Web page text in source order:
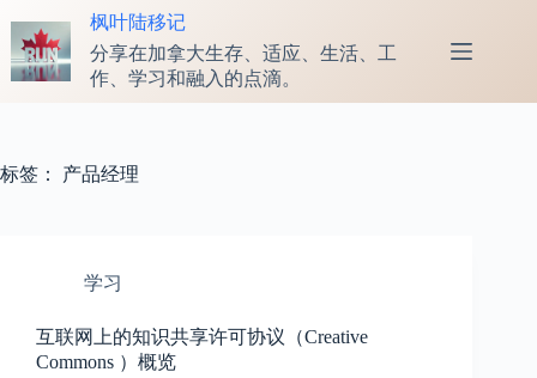
内
容
枫叶陆移记
分享在加拿大生存、适应、生活、工
作、学习和融入的点滴。
标签： 产品经理
学习
互联网上的知识共享许可协议（Creative
Commons ）概览